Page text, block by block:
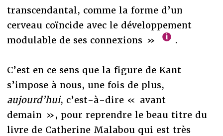
transcendantal, comme la forme d’un
cerveau coïncide avec le développement
modulable de ses connexions »
.
C’est en ce sens que la figure de Kant
s’impose à nous, une fois de plus,
aujourd’hui, c’est-à-dire « avant
demain », pour reprendre le beau titre du
livre de Catherine Malabou qui est très